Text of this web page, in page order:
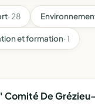
· 28
et formation· 1
Comité De